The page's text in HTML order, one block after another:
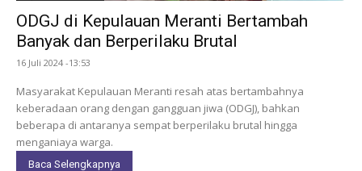
ODGJ di Kepulauan Meranti Bertambah
Banyak dan Berperilaku Brutal
16 Juli 2024 -13:53
Masyarakat Kepulauan Meranti resah atas bertambahnya
keberadaan orang dengan gangguan jiwa (ODGJ), bahkan
beberapa di antaranya sempat berperilaku brutal hingga
menganiaya warga.
Baca Selengkapnya